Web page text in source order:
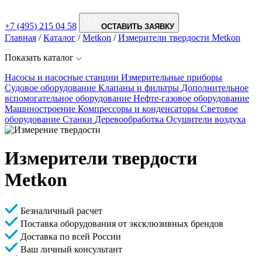
+7 (495) 215 04 58 ОСТАВИТЬ ЗАЯВКУ
Главная /Каталог /Metkon /Измерители твердости Metkon
Показать каталог
Насосы и насосные станции Измерительные приборы
Судовое оборудование Клапаны и фильтры Дополнительное
вспомогательное оборудование Нефте-газовое оборудование
Машиностроение Компрессоры и конденсаторы Световое
оборудование Станки Деревообработка Осушители воздуха
Измерители твердости
Metkon
Безналичный расчет
Поставка оборудования от эксклюзивных брендов
Доставка по всей России
Ваш личный консультант